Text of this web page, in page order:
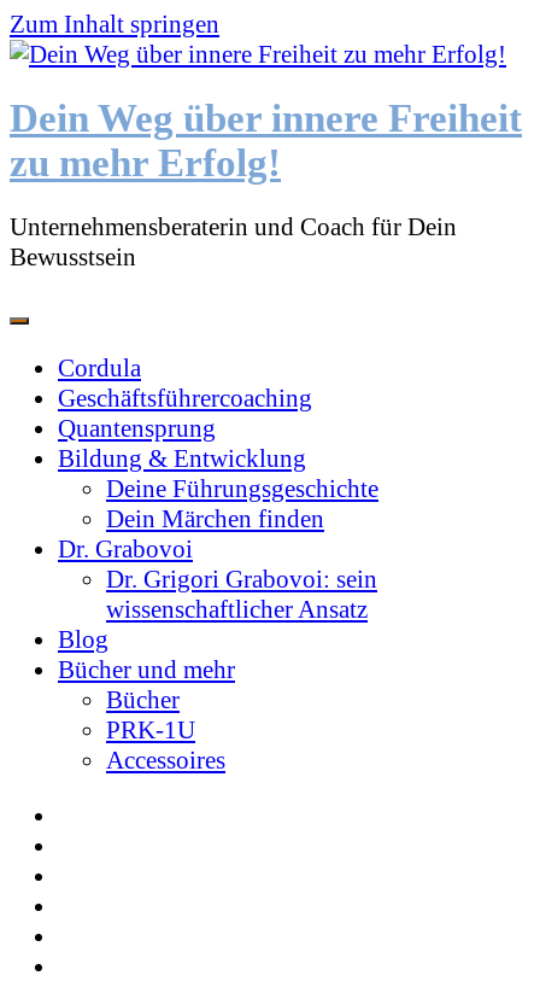
Zum Inhalt springen
Dein Weg über innere Freiheit
zu mehr Erfolg!
Unternehmensberaterin und Coach für Dein
Bewusstsein
Cordula
Geschäftsführercoaching
Quantensprung
Bildung & Entwicklung
Deine Führungsgeschichte
Dein Märchen finden
Dr. Grabovoi
Dr. Grigori Grabovoi: sein
wissenschaftlicher Ansatz
Blog
Bücher und mehr
Bücher
PRK-1U
Accessoires